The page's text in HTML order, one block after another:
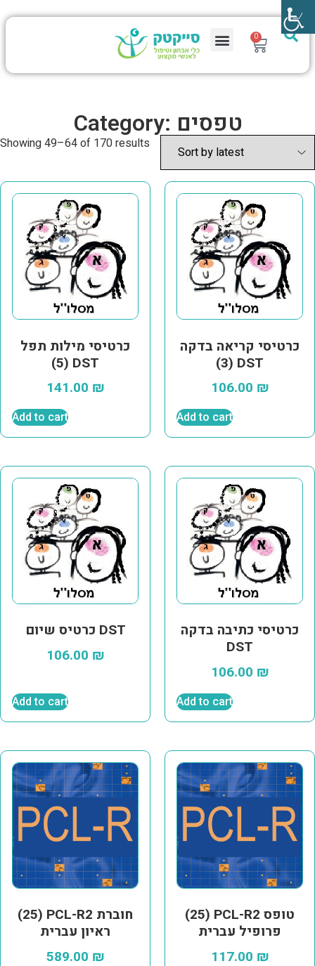
0
Category: טפסים
Showing 49–64 of 170 results
כרטיסי מילות תפל
(5) DST
141.00 ₪
Add to cart
כרטיסי קריאה בדקה
(3) DST
106.00 ₪
Add to cart
כרטיס שיום DST
106.00 ₪
Add to cart
כרטיסי כתיבה בדקה
DST
106.00 ₪
Add to cart
(25) PCL-R2 חוברת
ראיון עברית
589.00 ₪
(25) PCL-R2 טופס
פרופיל עברית
117.00 ₪